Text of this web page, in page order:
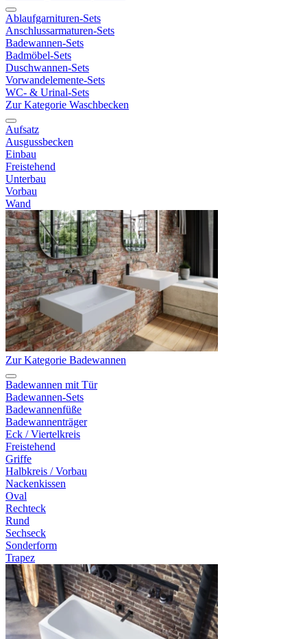
Ablaufgarnituren-Sets
Anschlussarmaturen-Sets
Badewannen-Sets
Badmöbel-Sets
Duschwannen-Sets
Vorwandelemente-Sets
WC- & Urinal-Sets
Zur Kategorie Waschbecken
Aufsatz
Ausgussbecken
Einbau
Freistehend
Unterbau
Vorbau
Wand
Zur Kategorie Badewannen
Badewannen mit Tür
Badewannen-Sets
Badewannenfüße
Badewannenträger
Eck / Viertelkreis
Freistehend
Griffe
Halbkreis / Vorbau
Nackenkissen
Oval
Rechteck
Rund
Sechseck
Sonderform
Trapez